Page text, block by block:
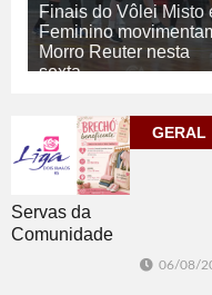
Finais do Vôlei Misto
Feminino
Morro Reuter nesta
sexta
ESPORTE
GERAL
Servas da
Comunidade
06/08/